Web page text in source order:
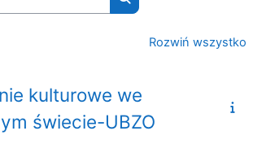
Wyszukaj kursy
Rozwiń wszystko
kulturowe we
świecie-UBZO